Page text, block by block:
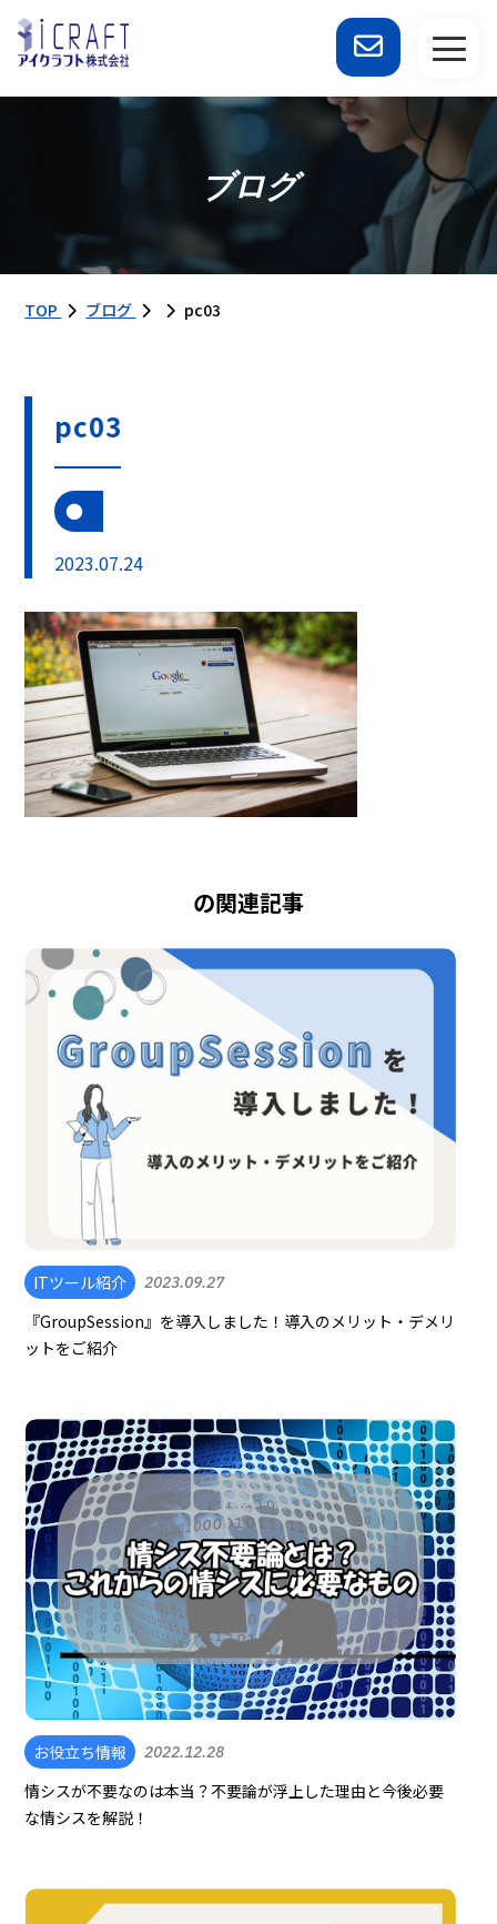
ブログ
TOP ブログ pc03
pc03
2023.07.24
の関連記事
ITツール紹介 2023.09.27
『GroupSession』を導入しました！導入のメリット・デメリ
ットをご紹介
お役立ち情報 2022.12.28
情シスが不要なのは本当？不要論が浮上した理由と今後必要
な情シスを解説！